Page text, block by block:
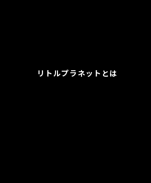
リトルプラネットとは